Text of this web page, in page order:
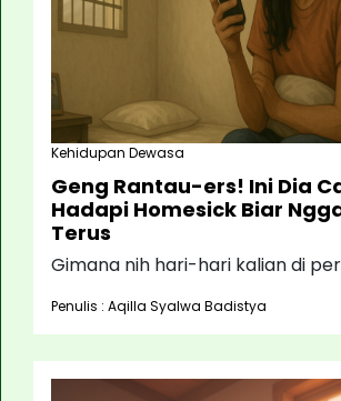
Kehidupan Dewasa
Geng Rantau-ers! Ini Dia
Hadapi Homesick Biar
Terus
Gimana nih hari-hari kalian di
Penulis : Aqilla Syalwa Badistya